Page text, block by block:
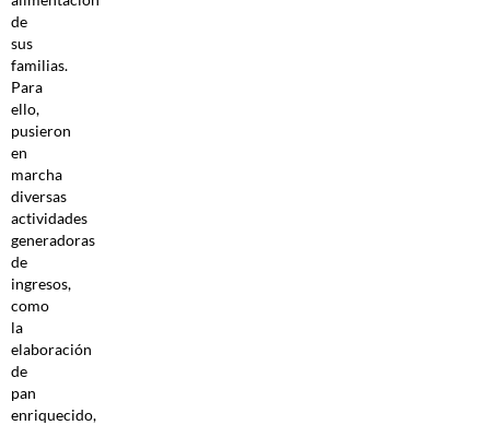
de
sus
familias.
Para
ello,
pusieron
en
marcha
diversas
actividades
generadoras
de
ingresos,
como
la
elaboración
de
pan
enriquecido,